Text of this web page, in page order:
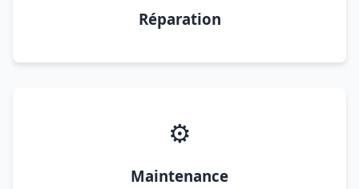
Réparation
⚙️
Maintenance